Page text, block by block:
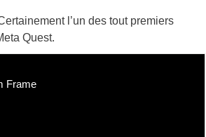
l’un des tout premiers
Quest.
Frame